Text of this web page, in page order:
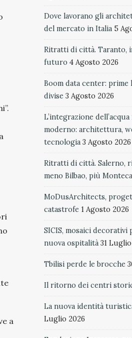
a
Dove lavorano gli
del mercato in Italia 5
Ritratti di città. Taranto,
futuro 4 Agosto 2026
Boom data center: prime
divise 3 Agosto 2026
L’integrazione
moderno: architettura,
tecnologia 3 Agosto 2026
Ritratti di città. Salerno,
meno Bilbao, più
MoDusArchitects,
catastrofe 1 Agosto 2026
SICIS, mosaici decorativi
nuova ospitalità 31
Tbilisi perde le brocche
Il ritorno dei centri
La nuova identità
Luglio 2026